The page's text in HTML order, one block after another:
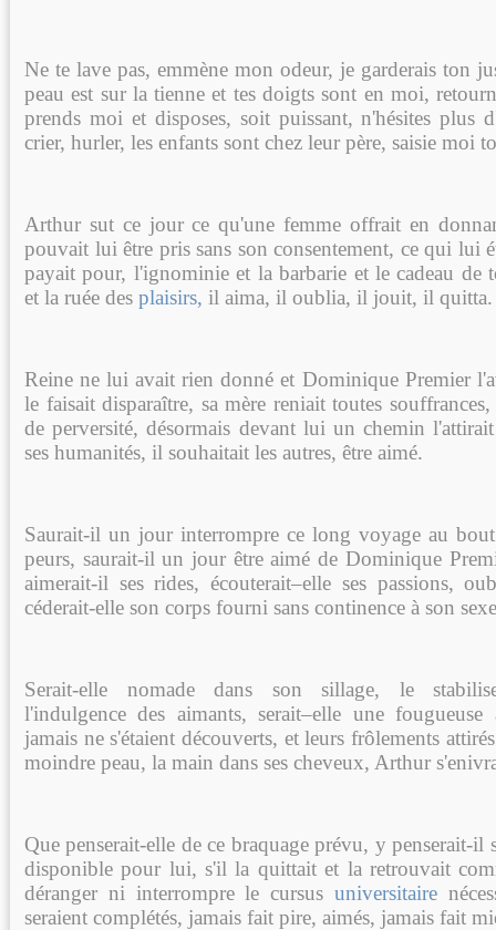
Ne te lave pas, emmène mon odeur, je garderais ton
peau est sur la tienne et tes doigts sont en moi,
prends moi et disposes, soit puissant, n'hésites plus
crier, hurler, les enfants sont chez leur père, saisie moi
Arthur sut ce jour ce qu'une femme offrait en
pouvait lui être pris sans son consentement, ce qui lui
payait pour, l'ignominie et la barbarie et le cadeau de
et la ruée des plaisirs, il aima, il oublia, il jouit, il quitta.
Reine ne lui avait rien donné et Dominique Premier
le faisait disparaître, sa mère reniait toutes
de perversité, désormais devant lui un chemin
ses humanités, il souhaitait les autres, être aimé.
Saurait-il un jour interrompre ce long voyage au
peurs, saurait-il un jour être aimé de Dominique
aimerait-il ses rides, écouterait–elle ses passions,
céderait-elle son corps fourni sans continence à son
Serait-elle nomade dans son sillage, le
l'indulgence des aimants, serait–elle une fougueuse
jamais ne s'étaient découverts, et leurs frôlements
moindre peau, la main dans ses cheveux, Arthur
Que penserait-elle de ce braquage prévu, y penserait-il
disponible pour lui, s'il la quittait et la retrouvait
déranger ni interrompre le cursus universitaire
seraient complétés, jamais fait pire, aimés, jamais fait